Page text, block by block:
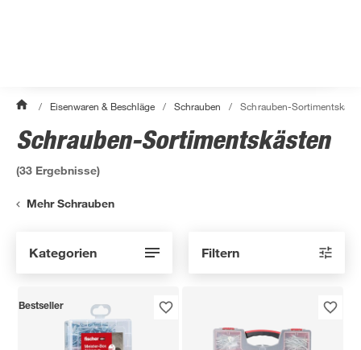
/ Eisenwaren & Beschläge / Schrauben / Schrauben-
Schrauben-Sortimentskästen
(33 Ergebnisse)
Mehr Schrauben
Kategorien Filtern
Bestseller